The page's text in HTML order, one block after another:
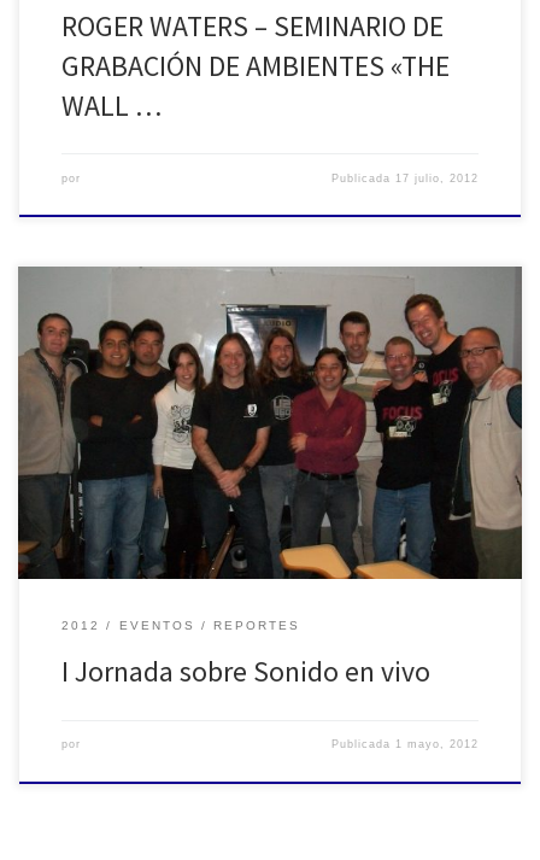
ROGER WATERS – SEMINARIO DE
GRABACIÓN DE AMBIENTES «THE
WALL …
por Publicada 17 julio, 2012
I Jornada sobre Sonido en vivo en ECOS - AES Argentina
2012 EVENTOS REPORTES
I Jornada sobre Sonido en vivo
por Publicada 1 mayo, 2012